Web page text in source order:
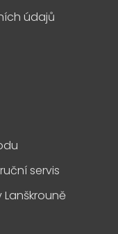
údajů
servis